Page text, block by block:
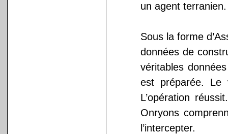
un agent terranien.
Sous la forme
données de
véritables
est préparée. Le
L’opération
Onryons
l’intercepter.